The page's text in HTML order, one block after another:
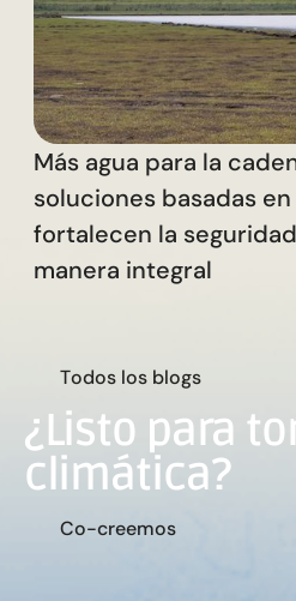
Más agua para la
soluciones basadas
fortalecen la
manera integral
Todos los blogs
¿Listo para
climática?
Co-creemos